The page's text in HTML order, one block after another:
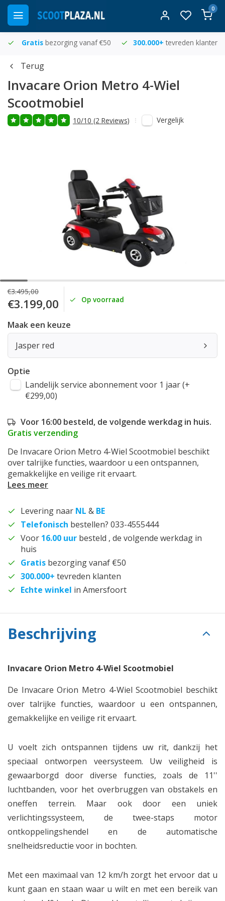
0
Gratis bezorging vanaf €50 300.000+ tevreden klanten
Terug
Invacare Orion Metro 4-Wiel
Scootmobiel
10/10 (2 Reviews) Vergelijk
€3.495,00
€3.199,00 Op voorraad
Maak een keuze
Jasper red
Optie
Landelijk service abonnement voor 1 jaar (+
€299,00)
Voor 16:00 besteld, de volgende werkdag in huis.
Gratis verzending
De Invacare Orion Metro 4-Wiel Scootmobiel beschikt
over talrijke functies, waardoor u een ontspannen,
gemakkelijke en veilige rit ervaart.
Lees meer
Levering naar NL & BE
Telefonisch bestellen? 033-4555444
Voor 16.00 uur besteld , de volgende werkdag in
huis
Gratis bezorging vanaf €50
300.000+ tevreden klanten
Echte winkel in Amersfoort
Beschrijving
Invacare Orion Metro 4-Wiel Scootmobiel
De Invacare Orion Metro 4-Wiel Scootmobiel beschikt
over talrijke functies, waardoor u een ontspannen,
gemakkelijke en veilige rit ervaart.
U voelt zich ontspannen tijdens uw rit, dankzij het
speciaal ontworpen veersysteem. Uw veiligheid is
gewaarborgd door diverse functies, zoals de 11''
luchtbanden, voor het overbruggen van obstakels en
oneffen terrein. Maar ook door een uniek
verlichtingssysteem, de twee-staps motor
ontkoppelingshendel en de automatische
snelheidsreductie voor in bochten.
Met een maximaal van 12 km/h zorgt het ervoor dat u
kunt gaan en staan waar u wilt en met een bereik van